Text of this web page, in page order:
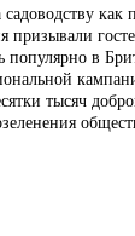
как
популярно в
тысяч